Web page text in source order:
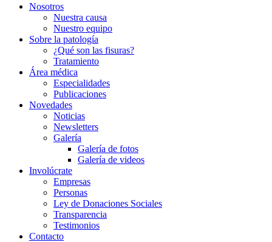
Nosotros
Nuestra causa
Nuestro equipo
Sobre la patología
¿Qué son las fisuras?
Tratamiento
Área médica
Especialidades
Publicaciones
Novedades
Noticias
Newsletters
Galería
Galería de fotos
Galería de videos
Involúcrate
Empresas
Personas
Ley de Donaciones Sociales
Transparencia
Testimonios
Contacto